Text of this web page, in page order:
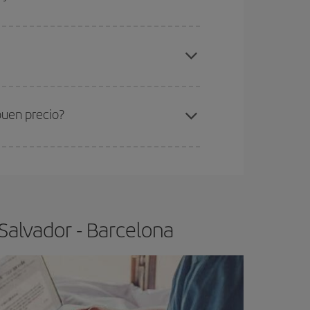
Barcelona-dest
precio?
- Barcelona